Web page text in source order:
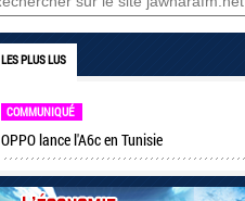
LES PLUS LUS
COMMUNIQUÉ
OPPO lance l'A6c en Tunisie